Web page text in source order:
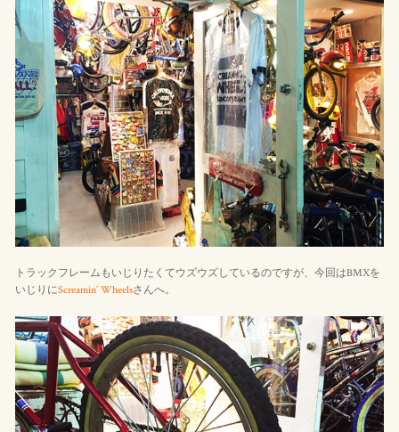
トラックフレームもいじりたくてウズウズしているのですが、今回はBMXを
いじりにScreamin’ Wheelsさんへ。